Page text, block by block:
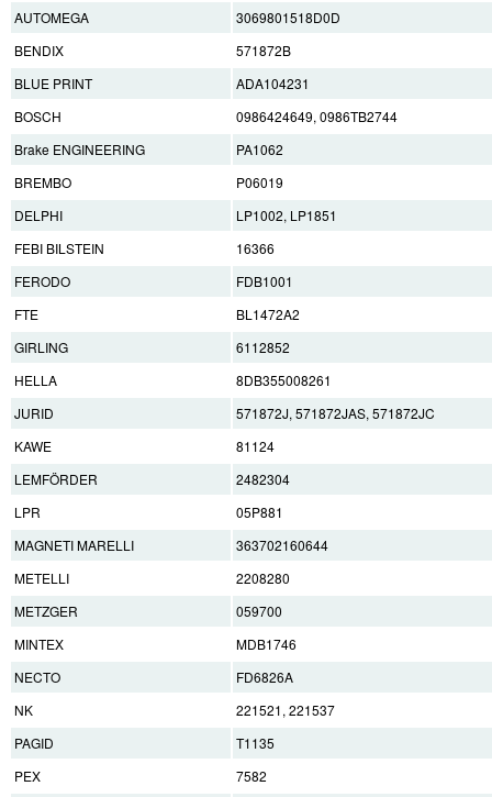
AUTOMEGA
3069801518D0D
BENDIX
571872B
BLUE PRINT
ADA104231
BOSCH
0986424649, 0986TB2744
Brake ENGINEERING
PA1062
BREMBO
P06019
DELPHI
LP1002, LP1851
FEBI BILSTEIN
16366
FERODO
FDB1001
FTE
BL1472A2
GIRLING
6112852
HELLA
8DB355008261
JURID
571872J, 571872JAS, 571872JC
KAWE
81124
LEMFÖRDER
2482304
LPR
05P881
MAGNETI MARELLI
363702160644
METELLI
2208280
METZGER
059700
MINTEX
MDB1746
NECTO
FD6826A
NK
221521, 221537
PAGID
T1135
PEX
7582